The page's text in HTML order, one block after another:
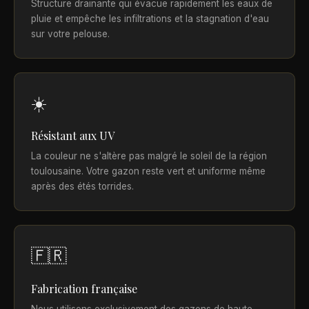
Structure drainante qui évacue rapidement les eaux de
pluie et empêche les infiltrations et la stagnation d'eau
sur votre pelouse.
☀️
Résistant aux UV
La couleur ne s'altère pas malgré le soleil de la région
toulousaine. Votre gazon reste vert et uniforme même
après des étés torrides.
🇫🇷
Fabrication française